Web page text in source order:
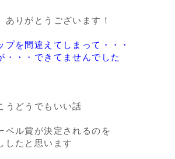
ありがとうございます！
プを間違えてしまって・・・
・・・できてませんでした
うどうでもいい話
ベル賞が決定されるのを
したと思います